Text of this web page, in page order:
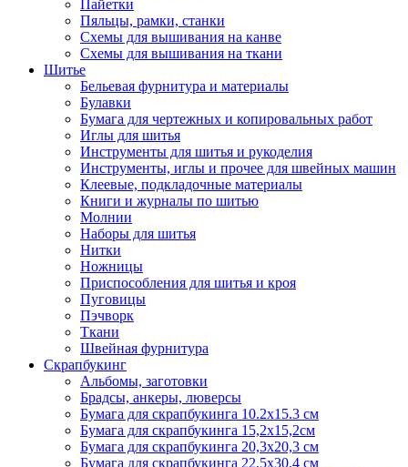
Пайетки
Пяльцы, рамки, станки
Схемы для вышивания на канве
Схемы для вышивания на ткани
Шитье
Бельевая фурнитура и материалы
Булавки
Бумага для чертежных и копировальных работ
Иглы для шитья
Инструменты для шитья и рукоделия
Инструменты, иглы и прочее для швейных машин
Клеевые, подкладочные материалы
Книги и журналы по шитью
Молнии
Наборы для шитья
Нитки
Ножницы
Приспособления для шитья и кроя
Пуговицы
Пэчворк
Ткани
Швейная фурнитура
Скрапбукинг
Альбомы, заготовки
Брадсы, анкеры, люверсы
Бумага для скрапбукинга 10.2х15.3 см
Бумага для скрапбукинга 15,2х15,2см
Бумага для скрапбукинга 20,3х20,3 см
Бумага для скрапбукинга 22,5х30,4 см